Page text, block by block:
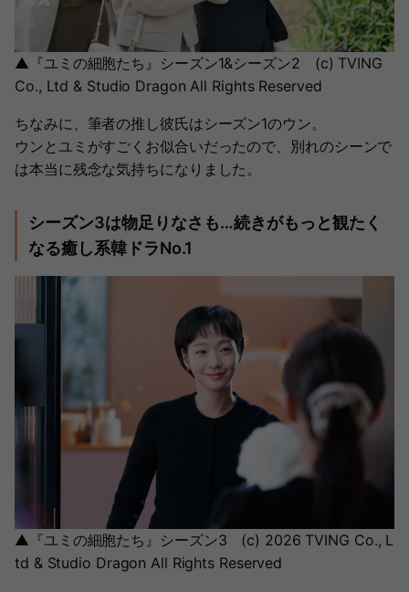
▲『ユミの細胞たち』シーズン1&シーズン2 (c) TVING
Co., Ltd & Studio Dragon All Rights Reserved
ちなみに、筆者の推し彼氏はシーズン1のウン。
ウンとユミがすごくお似合いだったので、別れのシーンで
は本当に残念な気持ちになりました。
シーズン3は物足りなさも…続きがもっと観たく
なる癒し系韓ドラNo.1
▲『ユミの細胞たち』シーズン3 (c) 2026 TVING Co., L
td & Studio Dragon All Rights Reserved